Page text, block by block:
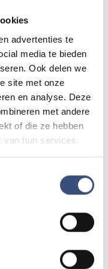
advertenties te
media te bieden
Ook delen we
site met onze
en analyse. Deze
met andere
of die ze hebben
van hun services.
er graag naar.
Steven Kazàn